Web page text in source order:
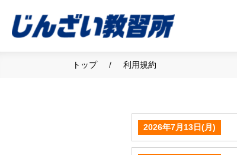
トップ 利用規約
2026年7月13日(月)